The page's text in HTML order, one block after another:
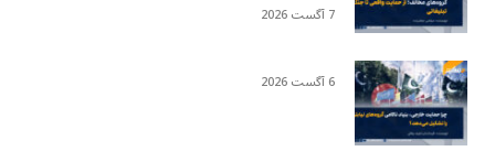
7 آگست 2026
6 آگست 2026